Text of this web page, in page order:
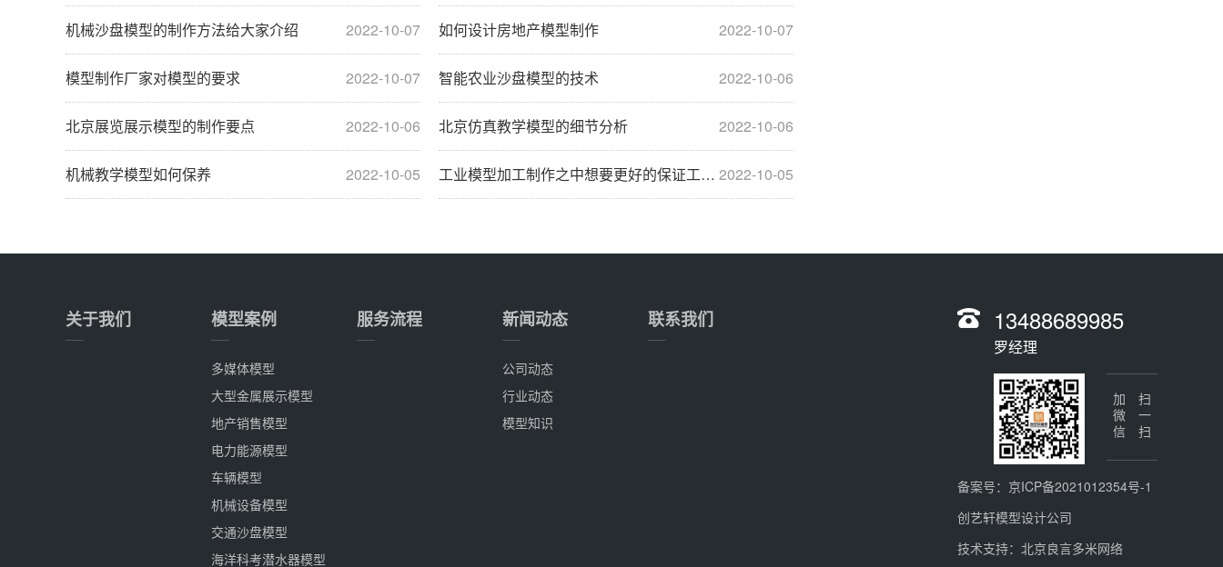
2022-10-07
机械沙盘模型的制作方法给大家介绍 2022-10-07
如何设计房地产模型制作
2022-10-07
模型制作厂家对模型的要求 2022-10-06
智能农业沙盘模型的技术
2022-10-06
北京展览展示模型的制作要点 2022-10-06
北京仿真教学模型的细节分析
2022-10-05
机械教学模型如何保养 2022-10-05
工业模型加工制作之中想要更好的保证工业机械的操作原理
关于我们 模型案例
多媒体模型
大型金属展示模型
地产销售模型
电力能源模型
车辆模型
机械设备模型
交通沙盘模型
海洋科考潜水器模型
服务流程 新闻动态
公司动态
行业动态
模型知识
联系我们 13488689985
罗经理
扫一扫
加微信
备案号： 京ICP备2021012354号-1
创艺轩模型设计公司
技术支持： 北京良言多米网络